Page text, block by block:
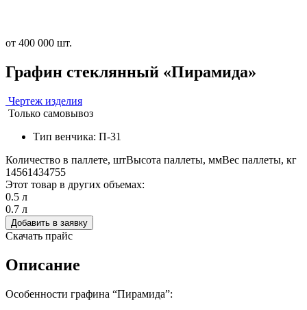
от 400 000 шт.
Графин стеклянный «Пирамида»
Чертеж изделия
Только самовывоз
Тип венчика: П-31
Количество в паллете, штВысота паллеты, ммВес паллеты, кг
14561434755
Этот товар в других объемах:
0.5 л
0.7 л
Добавить в заявку
Скачать прайс
Описание
Особенности графина “Пирамида”: